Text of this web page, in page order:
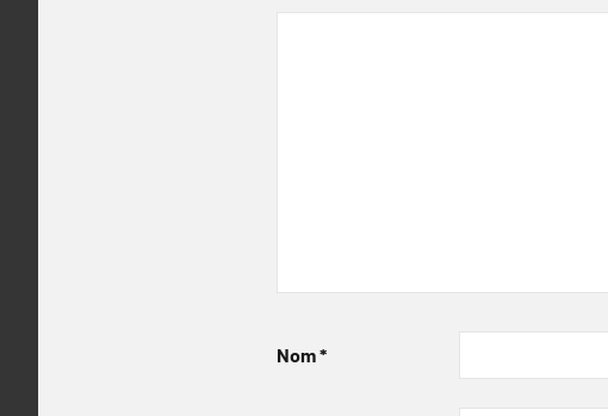
Nom*